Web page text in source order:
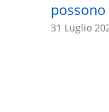
31 Luglio